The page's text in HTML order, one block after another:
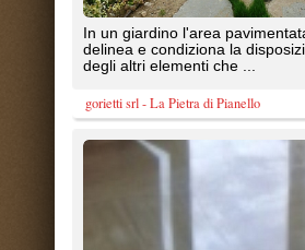
specializzato nella levigatura e
lucidatura dei marmi e graniti, ...
Levi Marm